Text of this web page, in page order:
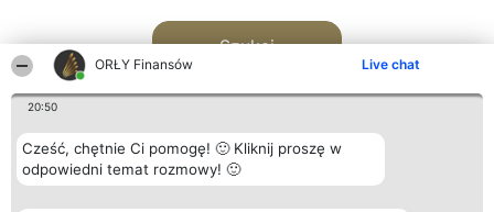
ORŁY Finansów Live chat
20:50
Cześć, chętnie Ci pomogę! 🙂 Kliknij proszę w
odpowiedni temat rozmowy! 🙂
Szukaj
Organizator plebiscytu Plebiscyt Kontakt